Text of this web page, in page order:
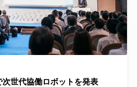
世代協働ロボットを発表